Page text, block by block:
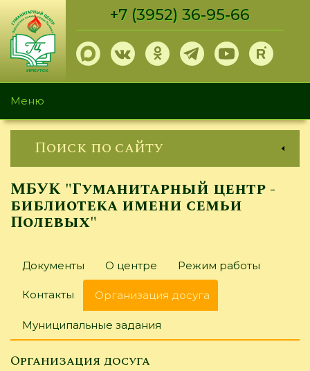
Перейти
основному
содержанию
+7 (3952) 36-95-66
Меню
Поиск по сайту
МБУК "Гуманитарный центр -
библиотека имени семьи
Полевых"
Главные
вкладки
Документы О центре Режим работы
Контакты Организация досуга
вкладка)
Муниципальные задания
Организация досуга